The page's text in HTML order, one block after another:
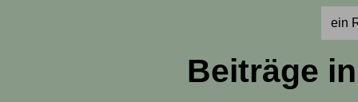
ein
Beiträge